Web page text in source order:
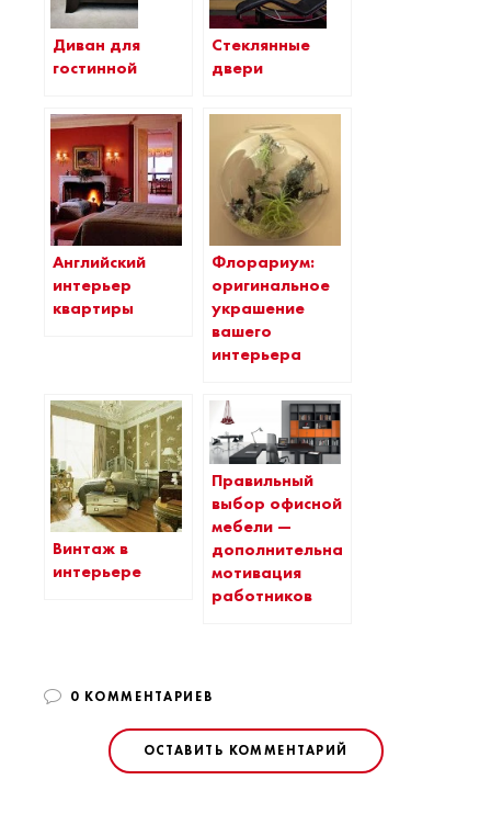
Диван для
гостинной
Стеклянные
двери
Английский
интерьер
квартиры
Флорариум:
оригинальное
украшение
вашего
интерьера
Винтаж в
интерьере
Правильный
выбор офисной
мебели —
дополнительная
мотивация
работников
0 КОММЕНТАРИЕВ
ОСТАВИТЬ КОММЕНТАРИЙ